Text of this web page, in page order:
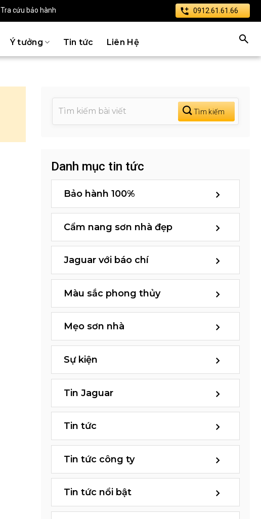
Tra cứu bảo hành 0912.61.61.66
Ý tưởng Tin tức Liên Hệ
Danh mục tin tức
Bảo hành 100%
Cẩm nang sơn nhà đẹp
Jaguar với báo chí
Màu sắc phong thủy
Mẹo sơn nhà
Sự kiện
Tin Jaguar
Tin tức
Tin tức công ty
Tin tức nổi bật